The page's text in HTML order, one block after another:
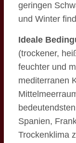
geringen
und Winter
Ideale
(trockener,
feuchter und
mediterranen
Spanien,
Trockenklima